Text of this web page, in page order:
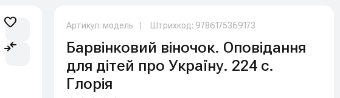
Артикул: модель Штрихкод: 9786175369173
Барвінковий віночок. Оповідання
для дітей про Україну. 224 с.
Глорія